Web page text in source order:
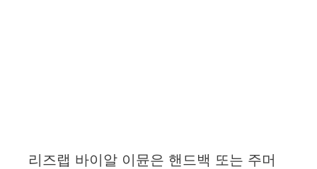
리즈랩 바이알 이뮨은 핸드백 또는 주머